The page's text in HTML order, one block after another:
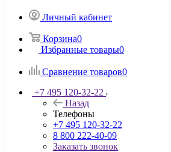
Личный кабинет
Корзина0
Избранные товары0
Сравнение товаров0
+7 495 120-32-22
Назад
Телефоны
+7 495 120-32-22
8 800 222-40-09
Заказать звонок